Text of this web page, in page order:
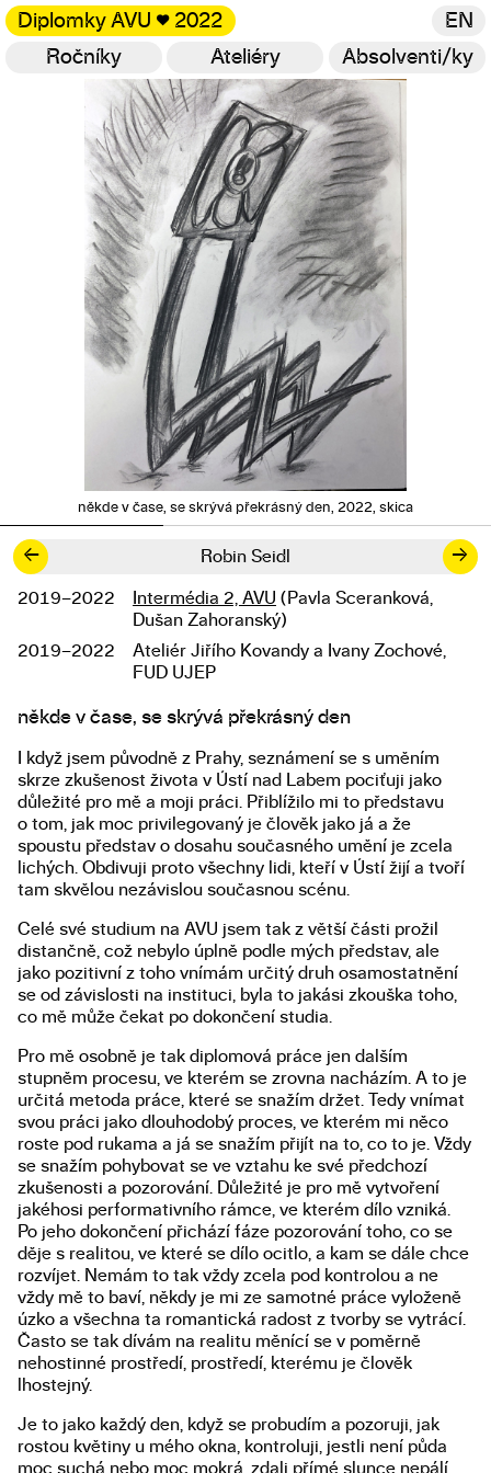
Diplomky AVU ♥ 2022
EN
Ročníky
Ateliéry Absolventi/ky
Robin Seidl
← →
někde v čase, se skrývá překrásný den, 2022, skica
Studium
2019–2022 Intermédia 2, AVU (Pavla Sceranková,
Dušan Zahoranský)
2019–2022
Ateliér Jiřího Kovandy a Ivany Zochové,
FUD UJEP
Popis diplomové práce
někde v čase, se skrývá překrásný den
I když jsem původně z Prahy, seznámení se s uměním
skrze zkušenost života v Ústí nad Labem pociťuji jako
důležité pro mě a moji práci. Přiblížilo mi to představu
o tom, jak moc privilegovaný je člověk jako já a že
spoustu představ o dosahu současného umění je zcela
lichých. Obdivuji proto všechny lidi, kteří v Ústí žijí a tvoří
tam skvělou nezávislou současnou scénu.
Celé své studium na AVU jsem tak z větší části prožil
distančně, což nebylo úplně podle mých představ, ale
jako pozitivní z toho vnímám určitý druh osamostatnění
se od závislosti na instituci, byla to jakási zkouška toho,
co mě může čekat po dokončení studia.
Pro mě osobně je tak diplomová práce jen dalším
stupněm procesu, ve kterém se zrovna nacházím. A to je
určitá metoda práce, které se snažím držet. Tedy vnímat
svou práci jako dlouhodobý proces, ve kterém mi něco
roste pod rukama a já se snažím přijít na to, co to je. Vždy
se snažím pohybovat se ve vztahu ke své předchozí
zkušenosti a pozorování. Důležité je pro mě vytvoření
jakéhosi performativního rámce, ve kterém dílo vzniká.
Po jeho dokončení přichází fáze pozorování toho, co se
děje s realitou, ve které se dílo ocitlo, a kam se dále chce
rozvíjet. Nemám to tak vždy zcela pod kontrolou a ne
vždy mě to baví, někdy je mi ze samotné práce vyloženě
úzko a všechna ta romantická radost z tvorby se vytrácí.
Často se tak dívám na realitu měnící se v poměrně
nehostinné prostředí, prostředí, kterému je člověk
lhostejný.
Je to jako každý den, když se probudím a pozoruji, jak
rostou květiny u mého okna, kontroluji, jestli není půda
moc suchá nebo moc mokrá, zdali přímé slunce nepálí